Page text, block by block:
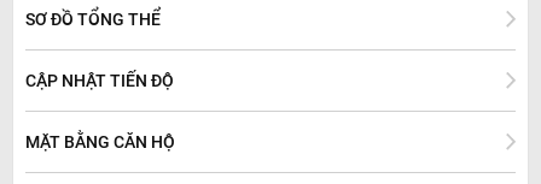
SƠ ĐỒ TỔNG THỂ
CẬP NHẬT TIẾN ĐỘ
MẶT BẰNG CĂN HỘ